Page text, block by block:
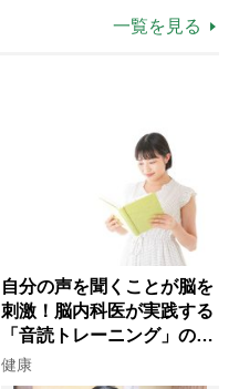
一覧を見る
自分の声を聞くことが脳を
刺激！脳内科医が実践する
「音読トレーニング」の極
意
健康